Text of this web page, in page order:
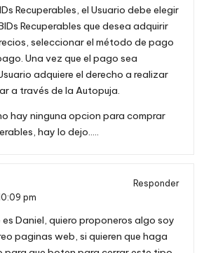
Recuperables, el Usuario debe elegir
Recuperables que desea adquirir
seleccionar el método de pago
Una vez que el pago sea
adquiere el derecho a realizar
a través de la Autopuja.
hay ninguna opcion para comprar
hay lo dejo…..
Responder
pm
es Daniel, quiero proponeros algo soy
paginas web, si quieren que haga